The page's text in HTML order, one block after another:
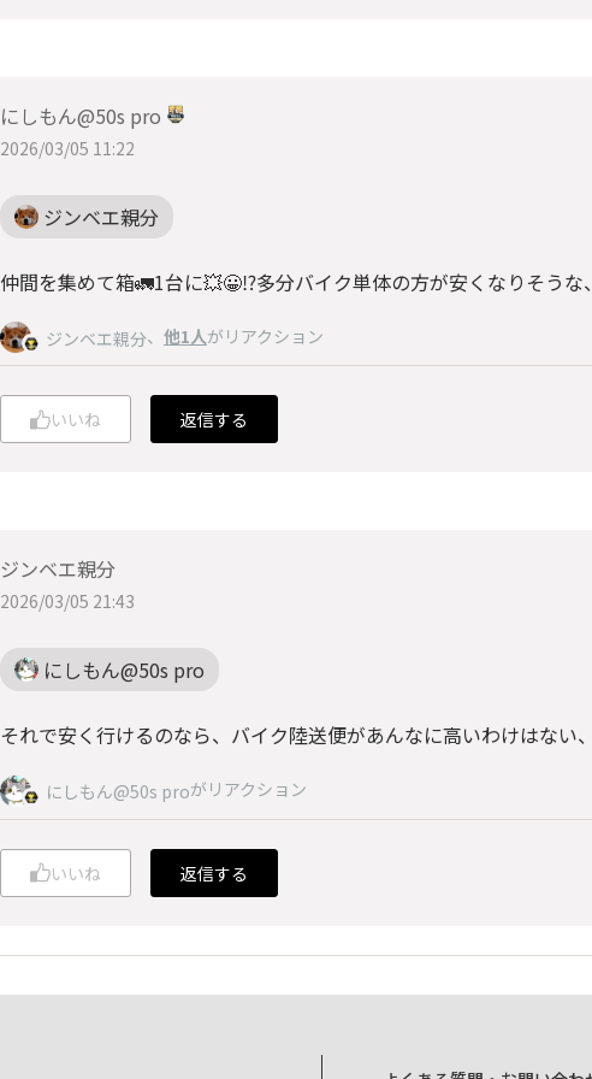
にしもん@50s pro
2026/03/05 11:22
ジンベエ親分
仲間を集めて箱🚛1台に💥😀⁉️多分バイク単体の方が安くなりそうな
ジンベエ親分、 他1人がリアクション
いいね 返信する
ジンベエ親分
2026/03/05 21:43
にしもん@50s pro
それで安く行けるのなら、バイク陸送便があんなに高いわけはない
にしもん@50s proがリアクション
いいね 返信する